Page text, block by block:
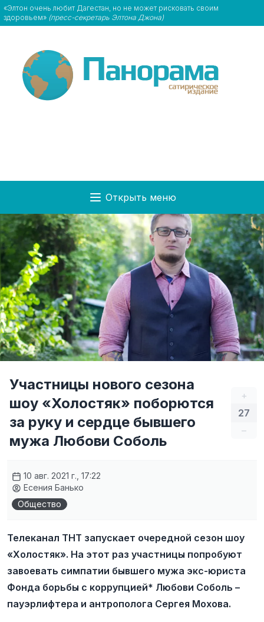
«Элтон очень любит Дагестан, но не может рисковать своим
здоровьем» (пресс-секретарь Элтона Джона)
Открыть меню
+
27
–
Участницы нового сезона
шоу «Холостяк» поборются
за руку и сердце бывшего
мужа Любови Соболь
10 авг. 2021 г., 17:22
Есения Банько
Общество
Телеканал ТНТ запускает очередной сезон шоу
«Холостяк». На этот раз участницы попробуют
завоевать симпатии бывшего мужа экс-юриста
Фонда борьбы с коррупцией* Любови Соболь –
пауэрлифтера и антрополога Сергея Мохова.